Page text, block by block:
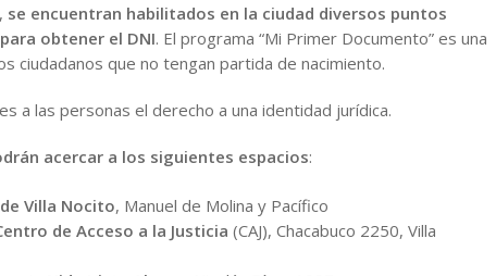
se encuentran habilitados en la ciudad diversos puntos
obtener el DNI. El programa “Mi Primer Documento” es una
ciudadanos que no tengan partida de nacimiento.
a las personas el derecho a una identidad jurídica.
acercar a los siguientes espacios:
Villa Nocito, Manuel de Molina y Pacífico
de Acceso a la Justicia (CAJ), Chacabuco 2250, Villa